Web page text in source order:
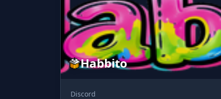
Habbito
Discord